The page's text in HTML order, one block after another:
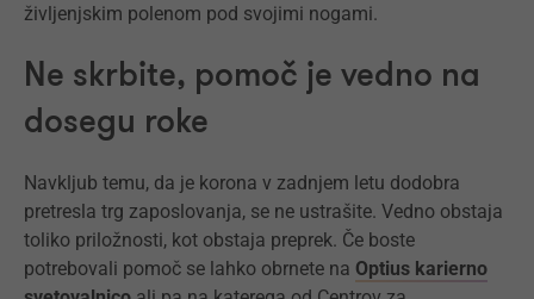
življenjskim polenom pod svojimi nogami.
Ne skrbite, pomoč je vedno na
dosegu roke
Navkljub temu, da je korona v zadnjem letu dodobra
pretresla trg zaposlovanja, se ne ustrašite. Vedno obstaja
toliko priložnosti, kot obstaja preprek. Če boste
potrebovali pomoč se lahko obrnete na Optius karierno